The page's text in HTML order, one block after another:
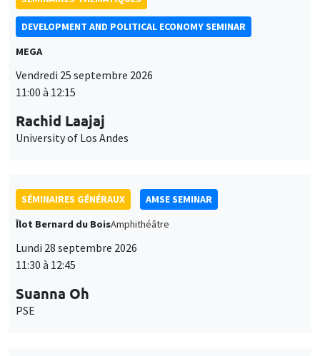
DEVELOPMENT AND POLITICAL ECONOMY SEMINAR
MEGA
Vendredi 25 septembre 2026
11:00 à 12:15
Rachid Laajaj
University of Los Andes
SÉMINAIRES GÉNÉRAUX
AMSE SEMINAR
Îlot Bernard du BoisAmphithéâtre
Lundi 28 septembre 2026
11:30 à 12:45
Suanna Oh
PSE